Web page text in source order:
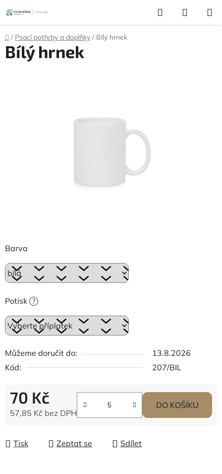
na
obsah
Hledat
KOŠÍK
Domů
/ Psací potřeby a doplňky / Bílý hrnek
Barva
Potisk ?
Můžeme doručit do:
13.8.2026
Kód:
207/BIL
70 Kč
57,85 Kč bez DPH
DO KOŠÍKU
Tisk Zeptat se Sdílet
Bílý hrnek